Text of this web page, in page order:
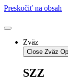
Preskočiť na obsah
Zväz
Close Zväz
SZZ